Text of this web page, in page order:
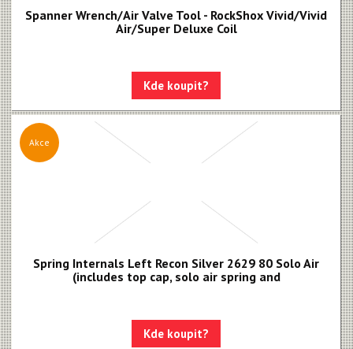
Spanner Wrench/Air Valve Tool - RockShox Vivid/Vivid
Air/Super Deluxe Coil
Kde koupit?
Akce
Spring Internals Left Recon Silver 2629 80 Solo Air
(includes top cap, solo air spring and
Kde koupit?